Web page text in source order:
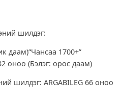
шилдэг:
даам)“Чансаа 1700+”
оноо (Бэлэг: орос даам)
шилдэг: ARGABILEG 66 оноо